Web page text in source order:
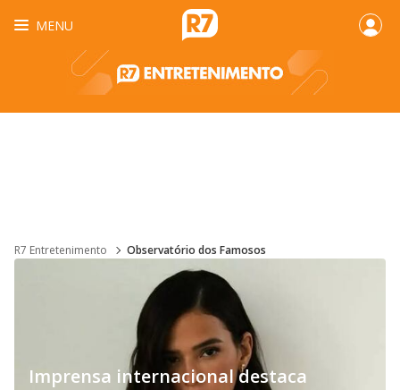
MENU
R7 Entretenimento Observatório dos Famosos
Imprensa internacional destaca